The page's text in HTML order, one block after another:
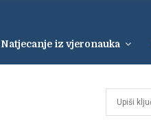
Natjecanje iz vjeronauka